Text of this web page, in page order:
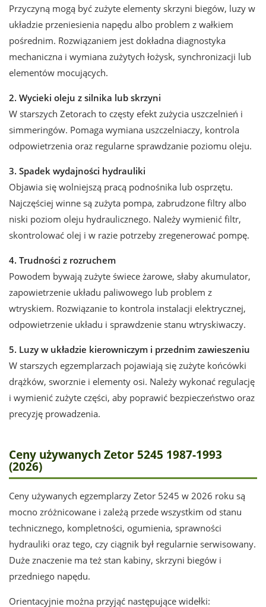
Przyczyną mogą być zużyte elementy skrzyni biegów, luzy w
układzie przeniesienia napędu albo problem z wałkiem
pośrednim. Rozwiązaniem jest dokładna diagnostyka
mechaniczna i wymiana zużytych łożysk, synchronizacji lub
elementów mocujących.
2. Wycieki oleju z silnika lub skrzyni
W starszych Zetorach to częsty efekt zużycia uszczelnień i
simmeringów. Pomaga wymiana uszczelniaczy, kontrola
odpowietrzenia oraz regularne sprawdzanie poziomu oleju.
3. Spadek wydajności hydrauliki
Objawia się wolniejszą pracą podnośnika lub osprzętu.
Najczęściej winne są zużyta pompa, zabrudzone filtry albo
niski poziom oleju hydraulicznego. Należy wymienić filtr,
skontrolować olej i w razie potrzeby zregenerować pompę.
4. Trudności z rozruchem
Powodem bywają zużyte świece żarowe, słaby akumulator,
zapowietrzenie układu paliwowego lub problem z
wtryskiem. Rozwiązanie to kontrola instalacji elektrycznej,
odpowietrzenie układu i sprawdzenie stanu wtryskiwaczy.
5. Luzy w układzie kierowniczym i przednim zawieszeniu
W starszych egzemplarzach pojawiają się zużyte końcówki
drążków, sworznie i elementy osi. Należy wykonać regulację
i wymienić zużyte części, aby poprawić bezpieczeństwo oraz
precyzję prowadzenia.
Ceny używanych Zetor 5245 1987-1993
(2026)
Ceny używanych egzemplarzy Zetor 5245 w 2026 roku są
mocno zróżnicowane i zależą przede wszystkim od stanu
technicznego, kompletności, ogumienia, sprawności
hydrauliki oraz tego, czy ciągnik był regularnie serwisowany.
Duże znaczenie ma też stan kabiny, skrzyni biegów i
przedniego napędu.
Orientacyjnie można przyjąć następujące widełki: